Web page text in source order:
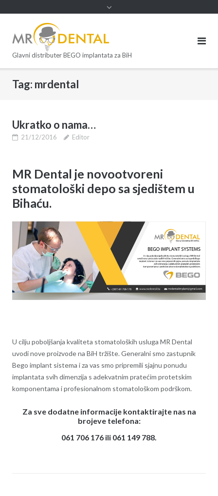
Glavni distributer BEGO implantata za BiH
Tag: mrdental
Ukratko o nama…
21/12/2016 Editor
MR Dental je novootvoreni
stomatološki depo sa sjedištem u
Bihaću.
U cilju poboljšanja kvaliteta stomatoloških usluga MR Dental
uvodi nove proizvode na BiH tržište. Generalni smo zastupnik
Bego implant sistema i za vas smo pripremili sjajnu ponudu
implantata svih dimenzija s adekvatnim pratećim protetskim
komponentama i profesionalnom stomatološkom podrškom.
Za sve dodatne informacije kontaktirajte nas na
brojeve telefona:
061 706 176 ili 061 149 788.